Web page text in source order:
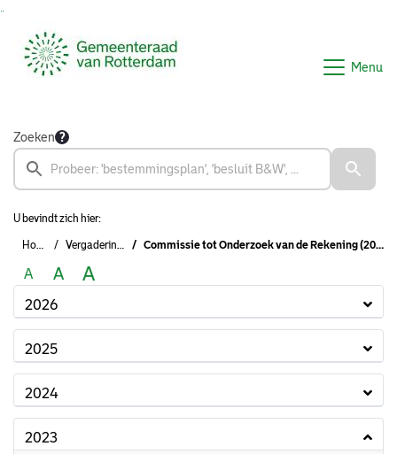
Menu
Zoeken
U bevindt zich hier:
Home Vergaderingen Commissie tot Onderzoek van de Rekening (2022-2026)
A A A
2026
2025
2024
2023